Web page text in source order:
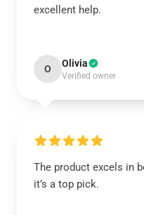
excellent help.
O Olivia
Verified owner
The product excels in
it’s a top pick.